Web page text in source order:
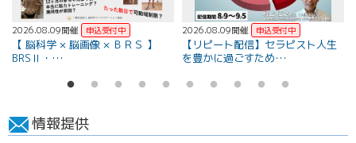
2026.08.09開催
【 脳科学 × 脳画像 × ＢＲＳ 】
BRSⅡ・…
2026.08.09開催
【リピート配信】セラピスト人生
を豊かに過ごすため…
情報提供